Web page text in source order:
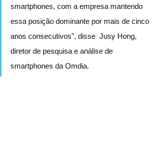
smartphones, com a empresa mantendo
essa posição dominante por mais de cinco
anos consecutivos", disse  Jusy Hong,
diretor de pesquisa e análise de
smartphones da Omdia.